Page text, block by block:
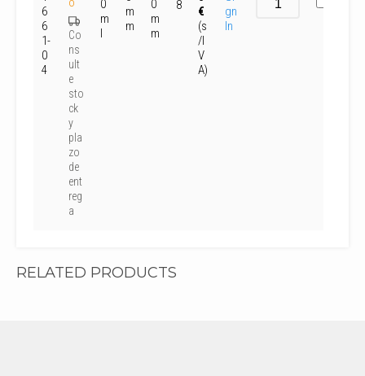
6
6
1-
0
4
Co
ns
ult
e
sto
ck
y
pla
zo
de
ent
reg
a
0
m
l
m
m
0
m
m
8
€
(s
/I
V
A)
gn
In
RELATED PRODUCTS